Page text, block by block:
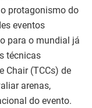
protagonismo do
eventos
para o mundial já
técnicas
Chair (TCCs) de
arenas,
do evento.